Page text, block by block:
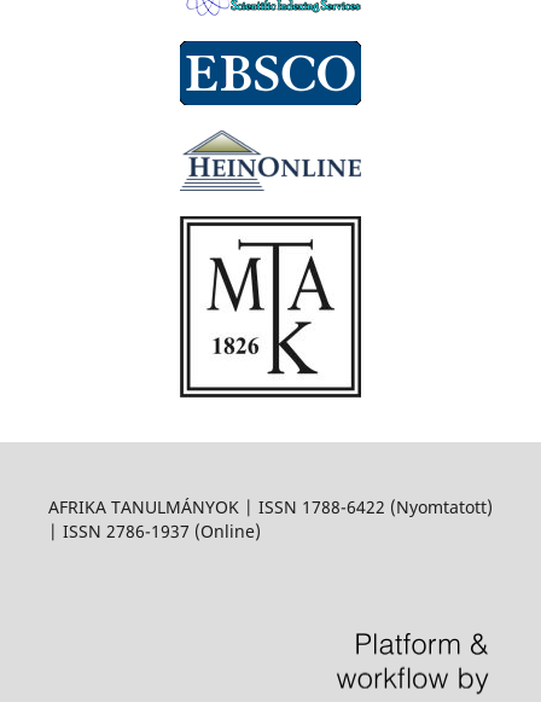
AFRIKA TANULMÁNYOK | ISSN 1788-6422 (Nyomtatott)
| ISSN 2786-1937 (Online)